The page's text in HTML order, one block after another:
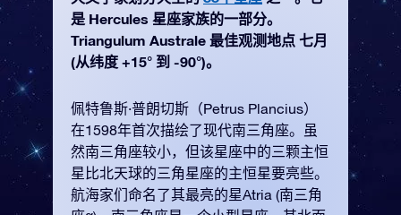
是 Hercules 星座家族的一部分。
Triangulum Australe 最佳观测地点 七月
(从纬度 +15° 到 -90°)。
佩特鲁斯·普朗切斯（Petrus Plancius）
在1598年首次描绘了现代南三角座。虽
然南三角座较小，但该星座中的三颗主恒
星比北天球的三角星座的主恒星要亮些。
航海家们命名了其最亮的星Atria (南三角